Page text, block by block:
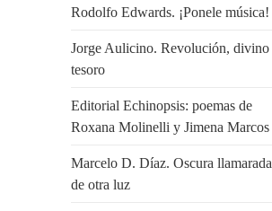
Rodolfo Edwards. ¡Ponele música!
Jorge Aulicino. Revolución, divino
tesoro
Editorial Echinopsis: poemas de
Roxana Molinelli y Jimena Marcos
Marcelo D. Díaz. Oscura llamarada
de otra luz